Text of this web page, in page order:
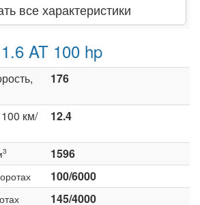
все характеристики
AT 100 hp
176
км/
12.4
3
1596
100/6000
145/4000